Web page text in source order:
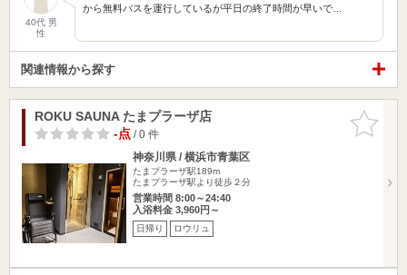
40代 男
性
から無料バスを運行しているが平日の終了時間が早いで…
関連情報から探す
お気に入
りに追加
ROKU SAUNA たまプラーザ店
-点/ 0 件
神奈川県 / 横浜市青葉区
たまプラーザ駅189m
たまプラーザ駅より徒歩２分
営業時間 8:00～24:40
入浴料金 3,960円～
日帰り ロウリュ